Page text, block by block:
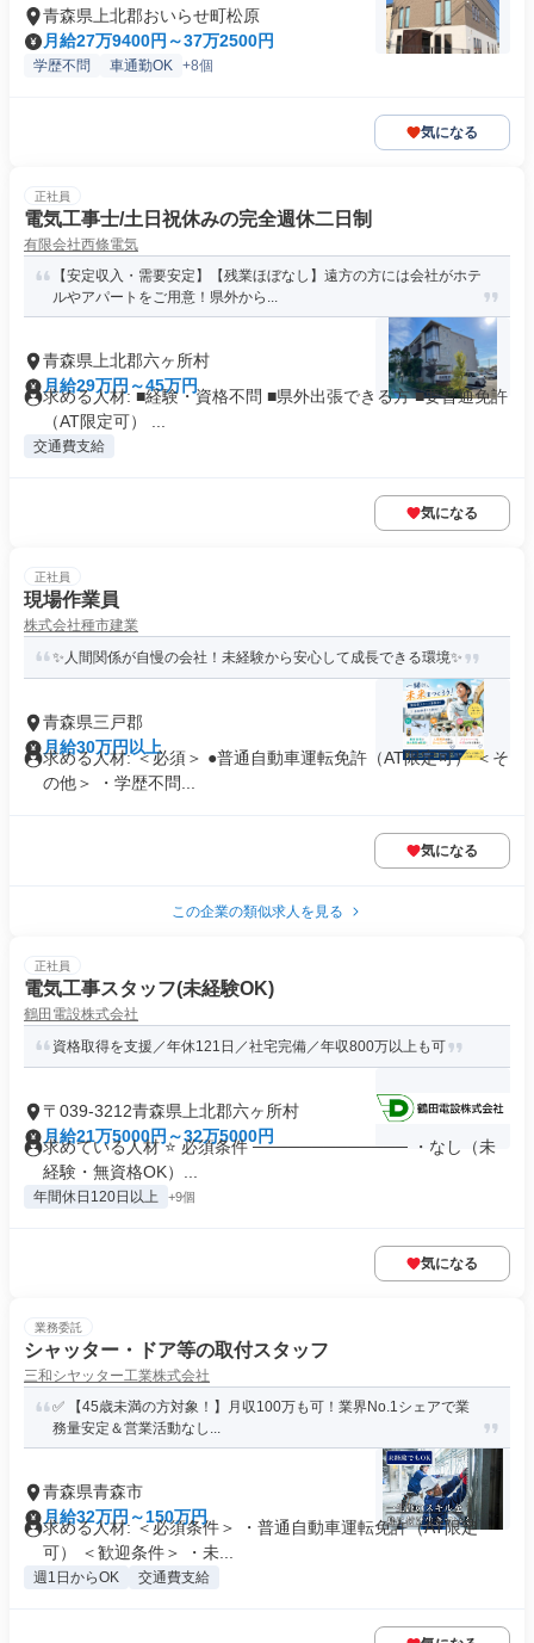
青森県上北郡おいらせ町松原
月給27万9400円～37万2500円
学歴不問 車通勤OK +8個
気になる
正社員
電気工事士/土日祝休みの完全週休二日制
有限会社西條電気
【安定収入・需要安定】【残業ほぼなし】遠方の方には会社がホテ
ルやアパートをご用意！県外から...
青森県上北郡六ヶ所村
月給29万円～45万円
求める人材: ■経験・資格不問 ■県外出張できる方 ■要普通免許
（AT限定可） ...
交通費支給
気になる
正社員
現場作業員
株式会社種市建業
✨人間関係が自慢の会社！未経験から安心して成長できる環境✨
青森県三戸郡
月給30万円以上
求める人材: ＜必須＞ ●普通自動車運転免許（AT限定可） ＜そ
の他＞ ・学歴不問...
気になる
この企業の類似求人を見る
正社員
電気工事スタッフ(未経験OK)
鶴田電設株式会社
資格取得を支援／年休121日／社宅完備／年収800万以上も可
〒039-3212青森県上北郡六ヶ所村
月給21万5000円～32万5000円
求めている人材 ⭐ 必須条件 ───────────── ・なし（未
経験・無資格OK）...
年間休日120日以上 +9個
気になる
業務委託
シャッター・ドア等の取付スタッフ
三和シヤッター工業株式会社
✅ 【45歳未満の方対象！】月収100万も可！業界No.1シェアで業
務量安定＆営業活動なし...
青森県青森市
月給32万円～150万円
求める人材: ＜必須条件＞ ・普通自動車運転免許（AT限定
可） ＜歓迎条件＞ ・未...
週1日からOK 交通費支給